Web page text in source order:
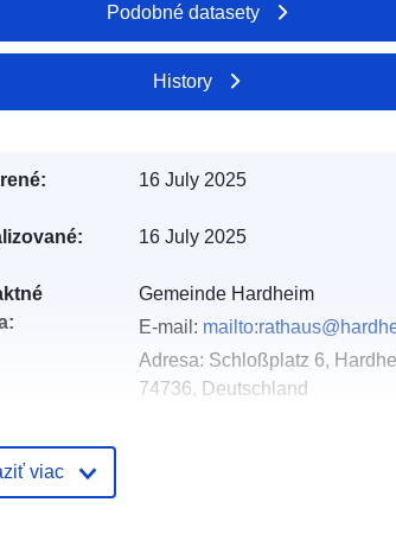
Podobné datasety
History
16 July 2025
16 July 2025
Gemeinde Hardheim
E-mail:
Adresa: Schloßplatz 6,
74736, Deutschland
viac